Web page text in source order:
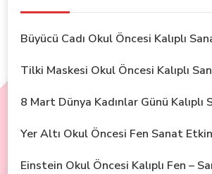
Büyücü Cadı Okul Öncesi Kalıplı
Tilki Maskesi Okul Öncesi Kalıplı
8 Mart Dünya Kadınlar Günü
Yer Altı Okul Öncesi Fen Sanat
Einstein Okul Öncesi Kalıplı Fen –